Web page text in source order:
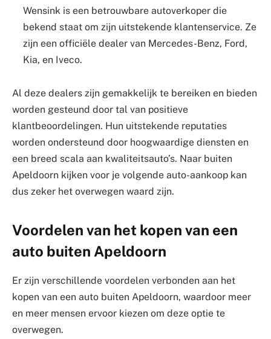
Wensink is een betrouwbare autoverkoper die
bekend staat om zijn uitstekende klantenservice. Ze
zijn een officiële dealer van Mercedes-Benz, Ford,
Kia, en Iveco.
Al deze dealers zijn gemakkelijk te bereiken en bieden
worden gesteund door tal van positieve
klantbeoordelingen. Hun uitstekende reputaties
worden ondersteund door hoogwaardige diensten en
een breed scala aan kwaliteitsauto’s. Naar buiten
Apeldoorn kijken voor je volgende auto-aankoop kan
dus zeker het overwegen waard zijn.
Voordelen van het kopen van een
auto buiten Apeldoorn
Er zijn verschillende voordelen verbonden aan het
kopen van een auto buiten Apeldoorn, waardoor meer
en meer mensen ervoor kiezen om deze optie te
overwegen.